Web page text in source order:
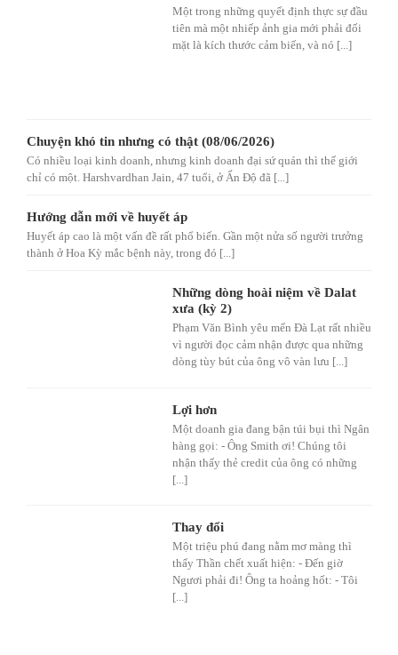
Một trong những quyết định thực sự đầu
tiên mà một nhiếp ảnh gia mới phải đối
mặt là kích thước cảm biến, và nó [...]
Chuyện khó tin nhưng có thật (08/06/2026)
Có nhiều loại kinh doanh, nhưng kinh doanh đại sứ quán thì thế giới
chỉ có một. Harshvardhan Jain, 47 tuổi, ở Ấn Độ đã [...]
Hướng dẫn mới về huyết áp
Huyết áp cao là một vấn đề rất phổ biến. Gần một nửa số người trưởng
thành ở Hoa Kỳ mắc bệnh này, trong đó [...]
Những dòng hoài niệm về Dalat
xưa (kỳ 2)
Phạm Văn Bình yêu mến Đà Lạt rất nhiều
vì người đọc cảm nhận được qua những
dòng tùy bút của ông vô vàn lưu [...]
Lợi hơn
Một doanh gia đang bận túi bụi thì Ngân
hàng gọi: - Ông Smith ơi! Chúng tôi
nhận thấy thẻ credit của ông có những
[...]
Thay đổi
Một triệu phú đang nằm mơ màng thì
thấy Thần chết xuất hiện: - Đến giờ
Ngươi phải đi! Ông ta hoảng hốt: - Tôi
[...]